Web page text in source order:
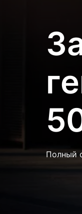
Полный